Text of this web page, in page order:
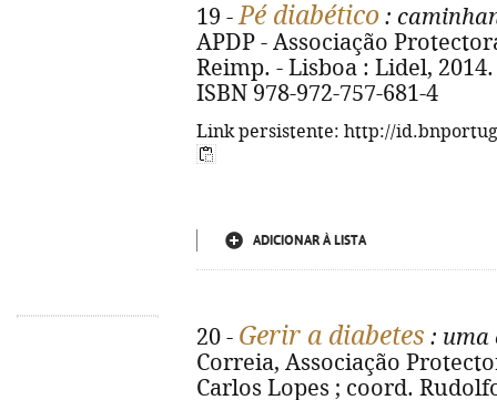
19 -Pé diabético :
APDP - Associação
Reimp. - Lisboa : Lidel,
ISBN 978-972-757-681-4
Link persistente: http://
ADICIONAR À LISTA
20 - Gerir a diabetes : uma
Correia, Associação
Carlos Lopes ; coord.